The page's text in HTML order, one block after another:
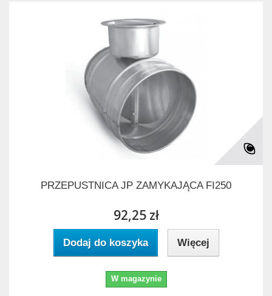
PRZEPUSTNICA JP ZAMYKAJĄCA FI250
92,25 zł
Dodaj do koszyka Więcej
W magazynie